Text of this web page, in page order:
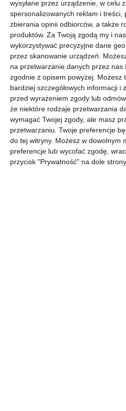
wysyłane przez urządzenie, w celu
spersonalizowanych reklam i
zbierania opinii odbiorców, a także
produktów. Za Twoją zgodą my i
wykorzystywać precyzyjne dane
przez skanowanie urządzeń.
na przetwarzanie danych przez nas
zgodnie z opisem powyżej. Możesz
bardziej szczegółowych informacji i
przed wyrażeniem zgody lub
że niektóre rodzaje przetwarzania
wymagać Twojej zgody, ale masz
przetwarzaniu. Twoje preferencje
do tej witryny. Możesz w dowolnym
preferencje lub wycofać zgodę,
przycisk "Prywatność" na dole
mama
czarodziej
ka
Joanna
Papuzińska
olbrzymy
Joanna
Papuzińska
[ książka ]
Mój tato
szczęścia
rz
Joanna
Papuzińska
[ książka ]
Zbuntowa
ne słowa
Joanna
Papuzińska